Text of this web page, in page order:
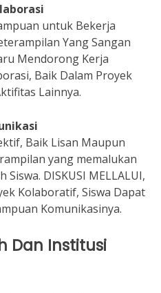
untuk Bekerja
Yang Sangan
Mendorong Kerja
Baik Dalam Proyek
Lainnya.
Baik Lisan Maupun
yang memalukan
Siswa. DISKUSI MELLALUI,
Kolaboratif, Siswa Dapat
Komunikasinya.
Dan Institusi